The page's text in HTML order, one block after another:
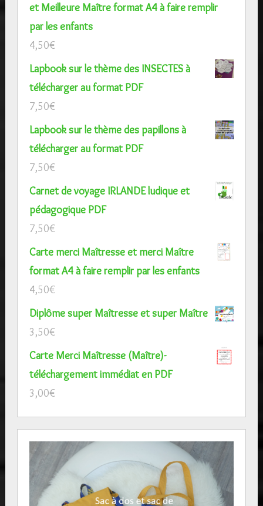
et Meilleure Maître format A4 à faire remplir
par les enfants
4,50€
Lapbook sur le thème des INSECTES à
télécharger au format PDF
7,50€
Lapbook sur le thème des papillons à
télécharger au format PDF
7,50€
Carnet de voyage IRLANDE ludique et
pédagogique PDF
7,50€
Carte merci Maîtresse et merci Maître
format A4 à faire remplir par les enfants
4,50€
Diplôme super Maîtresse et super Maître
3,50€
Carte Merci Maîtresse (Maître)-
téléchargement immédiat en PDF
3,00€